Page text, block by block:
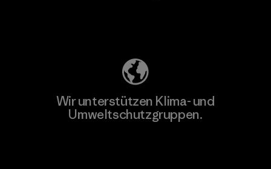
Wir unterstützen Klima- und
Umweltschutzgruppen.